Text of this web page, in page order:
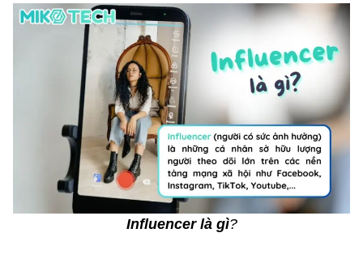
Influencer là gì?